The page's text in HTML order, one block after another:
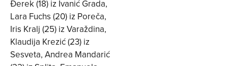
Đerek (18) iz Ivanić Grada,
Lara Fuchs (20) iz Poreča,
Iris Kralj (25) iz Varaždina,
Klaudija Krezić (23) iz
Sesveta, Andrea Mandarić